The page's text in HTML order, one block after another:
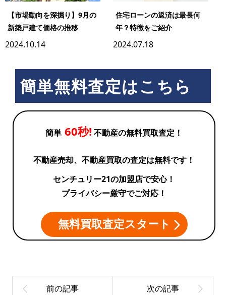
【市場動向を深掘り】9月の
新築戸建て価格の推移
2024.10.14
住宅ローンの返済は最長何
年？特徴をご紹介
2024.07.18
簡単無料査定はこちら
簡単 60秒! 不動産の無料買取査定！
不動産売却、不動産買取の査定は無料です！
センチュリー21の加盟店で安心！
プライバシー厳守でご対応！
無料買取査定スタート